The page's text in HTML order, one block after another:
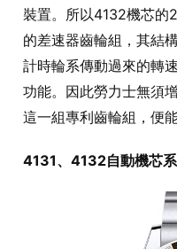
裝置。所以4132機芯的
的差速器齒輪組，其結
計時輪系傳動過來的轉
功能。因此勞力士無須
這一組專利齒輪組，便
4131、4132自動機芯